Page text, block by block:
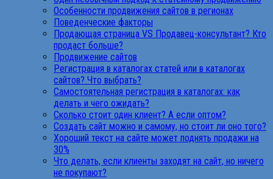
Особенности продвижения сайтов в регионах
Поведенческие факторы
Продающая страница VS Продавец-консультант? Кто
продаст больше?
Продвижение сайтов
Регистрация в каталогах статей или в каталогах
сайтов? Что выбрать?
Самостоятельная регистрация в каталогах: как
делать и чего ожидать?
Сколько стоит один клиент? А если оптом?
Создать сайт можно и самому, но стоит ли оно того?
Хороший текст на сайте может поднять продажи на
30%
Что делать, если клиенты заходят на сайт, но ничего
не покупают?